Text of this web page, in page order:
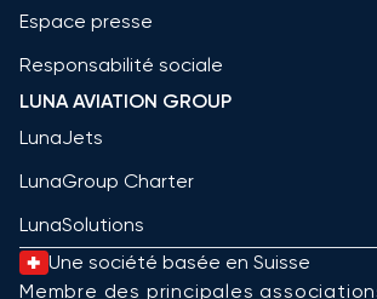
Espace presse
Responsabilité sociale
LUNA AVIATION GROUP
LunaJets
LunaGroup Charter
LunaSolutions
Une société basée en Suisse
Membre des principales